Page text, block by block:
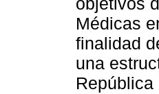
Médicas
finalidad
una